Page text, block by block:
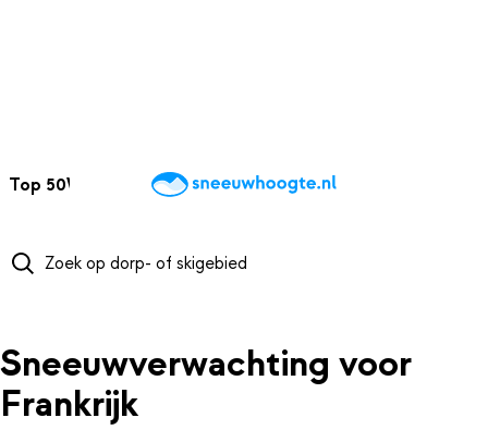
Top 50Webcams WintersportweerKaarten
Sneeuwverwachting voor
Frankrijk